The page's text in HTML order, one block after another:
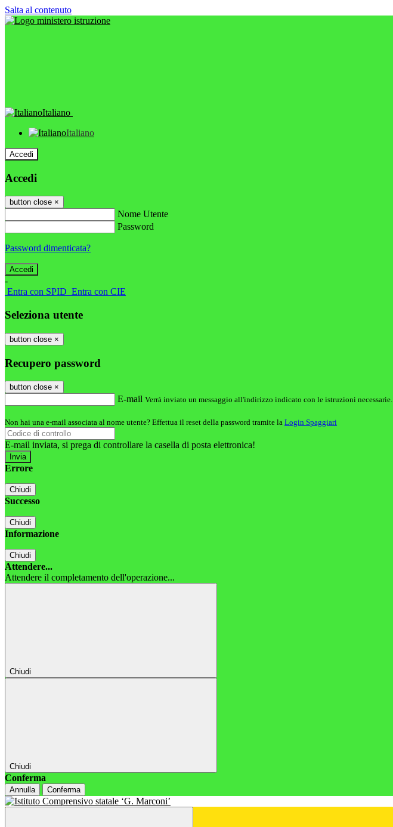
Salta al contenuto
Italiano
Italiano
Accedi
Accedi
button close ×
Nome Utente
Password
Password dimenticata?
-
Entra con SPID Entra con CIE
Seleziona utente
button close ×
Recupero password
button close ×
E-mail Verrà inviato un messaggio all'indirizzo indicato con le istruzioni necessarie.
Non hai una e-mail associata al nome utente? Effettua il reset della password tramite la Login Spaggiari
E-mail inviata, si prega di controllare la casella di posta elettronica!
Errore
Chiudi
Successo
Chiudi
Informazione
Chiudi
Attendere...
Attendere il completamento dell'operazione...
Chiudi
Chiudi
Conferma
Annulla Conferma